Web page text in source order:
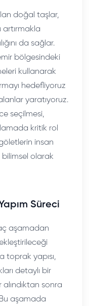
doğal taşlar,
artırmakla
da sağlar.
bölgesindeki
kullanarak
hedefliyoruz
yaratıyoruz.
seçilmesi,
kritik rol
insan
bilimsel olarak
Süreci
aşamadan
toprak yapısı,
detaylı bir
sonra
aşamada